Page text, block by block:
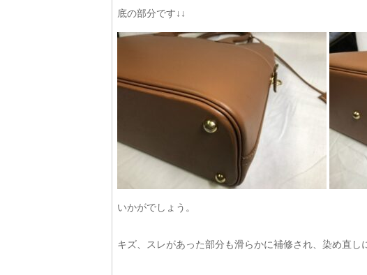
底の部分です↓↓
いかがでしょう。
キズ、スレがあった部分も滑らかに補修され、染め直し